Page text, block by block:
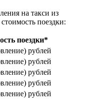
на такси из
стоимость поездки:
поездки*
рублей
рублей
рублей
рублей
рублей